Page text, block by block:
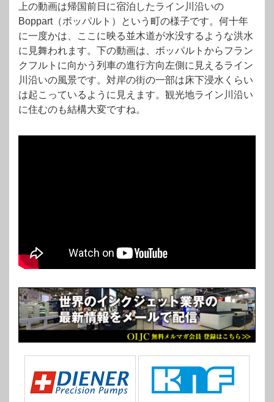
上の動画は帰国前日に宿泊したライン川沿いの
Boppart（ボッパルト）という町の様子です。何十年
に一度かは、ここに映る並木道が水没するような洪水
に見舞われます。下の動画は、ボッパルトからフラン
クフルトに向かう列車の進行方向左側に見えるライン
川沿いの風景です。対岸の街の一部は床下浸水くらい
は起こっているように見えます。観光地ライン川沿い
に住むのも結構大変ですね。